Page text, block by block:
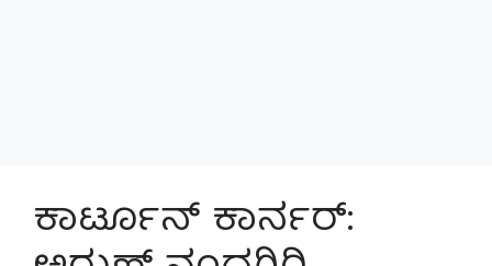
ಕಾರ್ಟೂನ್ ಕಾರ್ನರ್: